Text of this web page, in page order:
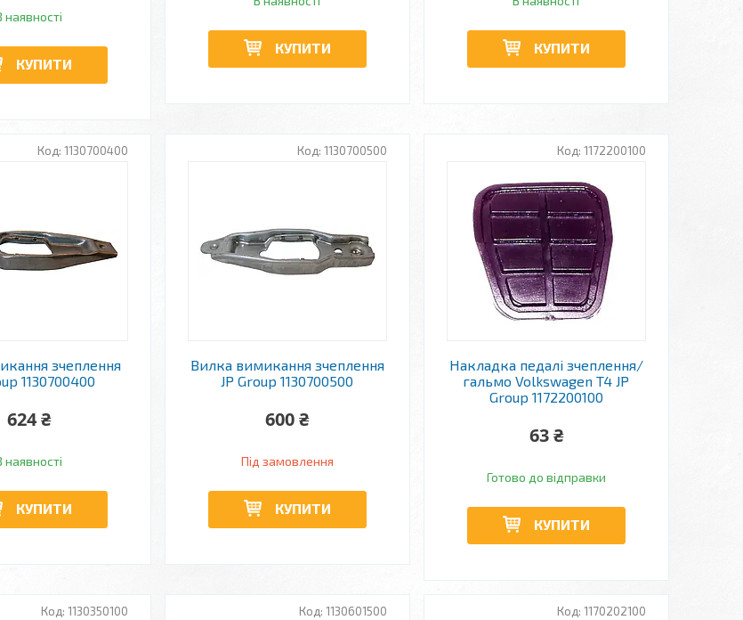
наявності
КУПИТИ
КУПИТИ КУПИТИ
1130700400
зчеплення
1130700400
624 ₴
наявності
КУПИТИ
1130700500
Вилка вимикання зчеплення
JP Group 1130700500
600 ₴
Під замовлення
КУПИТИ
1172200100
Накладка педалі зчеплення/
гальмо Volkswagen T4 JP
Group 1172200100
63 ₴
Готово до відправки
КУПИТИ
1130350100 1130601500 1170202100